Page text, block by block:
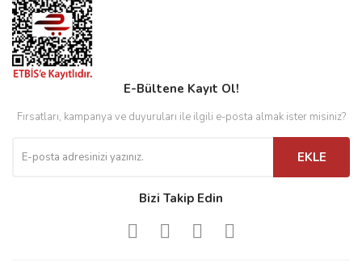
E-Bültene Kayıt Ol!
Fırsatları, kampanya ve duyuruları ile ilgili e-posta almak ister misiniz?
EKLE
Bizi Takip Edin